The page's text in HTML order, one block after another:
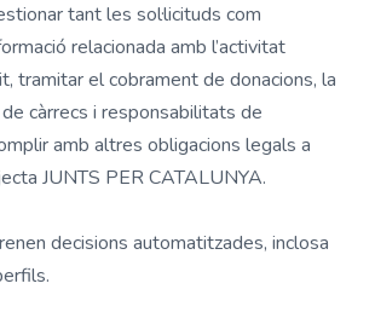
tant les sol·licituds com
relacionada amb l’activitat
tramitar el cobrament de donacions, la
càrrecs i responsabilitats de
amb altres obligacions legals a
JUNTS PER CATALUNYA.
decisions automatitzades, inclosa